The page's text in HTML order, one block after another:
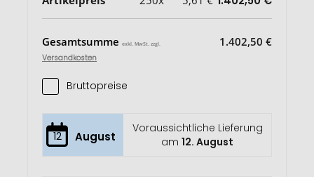
Gesamtsumme exkl. MwSt. zzgl.
Versandkosten
1.402,50 €
Bruttopreise
12 August
Voraussichtliche Lieferung
am12. August